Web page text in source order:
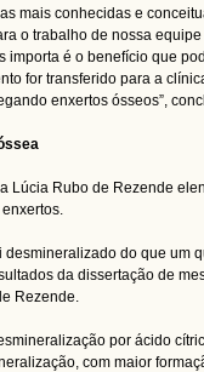
mais conhecidas e
o trabalho de nossa
importa é o benefício que
for transferido para a
enxertos ósseos”,
Lúcia Rubo de Rezende
do que um
da dissertação de
Rezende.
por ácido
com maior